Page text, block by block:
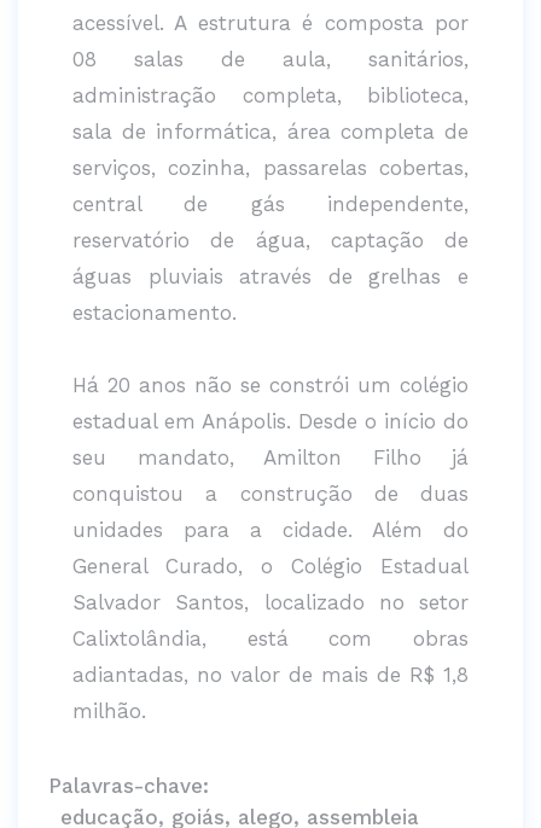
acessível. A estrutura é composta por
08 salas de aula, sanitários,
administração completa, biblioteca,
sala de informática, área completa de
serviços, cozinha, passarelas cobertas,
central de gás independente,
reservatório de água, captação de
águas pluviais através de grelhas e
estacionamento.
Há 20 anos não se constrói um colégio
estadual em Anápolis. Desde o início do
seu mandato, Amilton Filho já
conquistou a construção de duas
unidades para a cidade. Além do
General Curado, o Colégio Estadual
Salvador Santos, localizado no setor
Calixtolândia, está com obras
adiantadas, no valor de mais de R$ 1,8
milhão.
Palavras-chave:
educação, goiás, alego, assembleia